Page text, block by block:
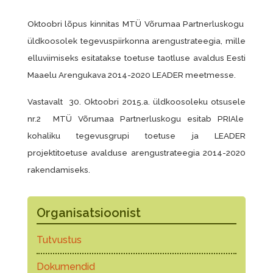
Oktoobri lõpus kinnitas MTÜ Võrumaa Partnerluskogu
üldkoosolek tegevuspiirkonna arengustrateegia, mille
elluviimiseks esitatakse toetuse taotluse avaldus Eesti
Maaelu Arengukava 2014-2020 LEADER meetmesse.
Vastavalt 30. Oktoobri 2015.a. üldkoosoleku otsusele
nr.2 MTÜ Võrumaa Partnerluskogu esitab PRIAle
kohaliku tegevusgrupi toetuse ja LEADER
projektitoetuse avalduse arengustrateegia 2014-2020
rakendamiseks.
Organisatsioonist
Tutvustus
Dokumendid